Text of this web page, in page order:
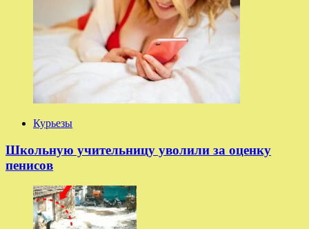
Курьезы
Школьную учительницу уволили за оценку
пенисов